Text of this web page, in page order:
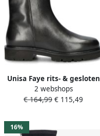
Unisa Faye rits- & gesloten
boots
2 webshops
€ 164,99 € 115,49
16%